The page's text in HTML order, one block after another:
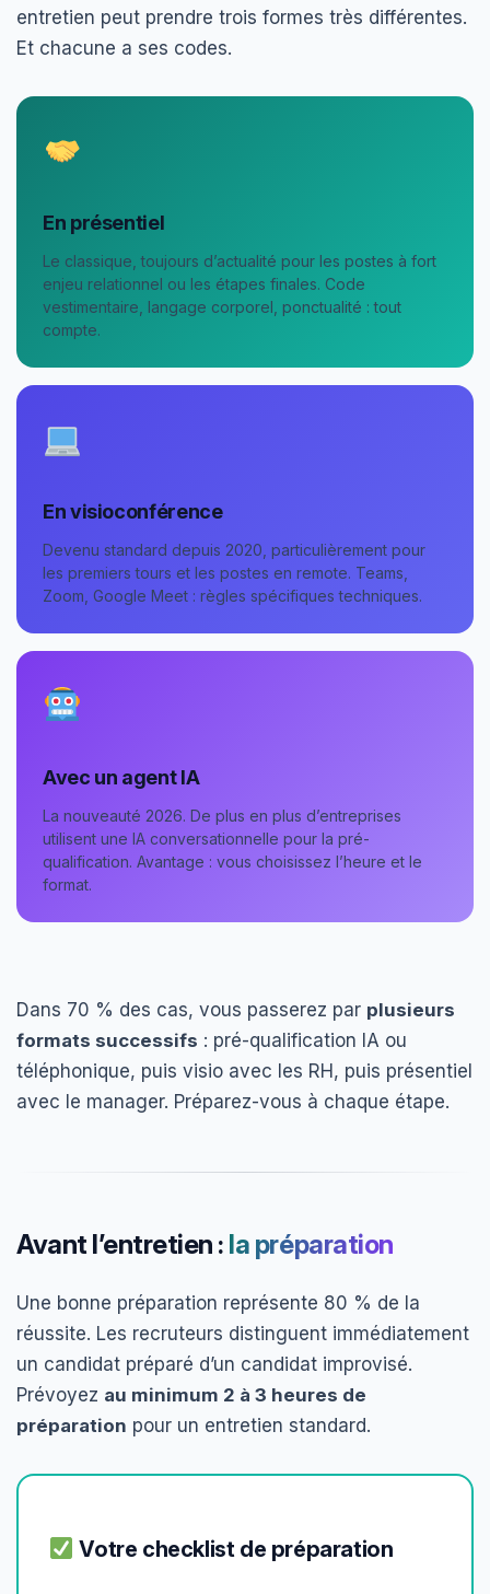
entretien peut prendre trois formes très différentes.
Et chacune a ses codes.
En présentiel
Le classique, toujours d’actualité pour les postes à fort
enjeu relationnel ou les étapes finales. Code
vestimentaire, langage corporel, ponctualité : tout
compte.
En visioconférence
Devenu standard depuis 2020, particulièrement pour
les premiers tours et les postes en remote. Teams,
Zoom, Google Meet : règles spécifiques techniques.
Avec un agent IA
La nouveauté 2026. De plus en plus d’entreprises
utilisent une IA conversationnelle pour la pré-
qualification. Avantage : vous choisissez l’heure et le
format.
Dans 70 % des cas, vous passerez par plusieurs
formats successifs : pré-qualification IA ou
téléphonique, puis visio avec les RH, puis présentiel
avec le manager. Préparez-vous à chaque étape.
Avant l’entretien : la préparation
Une bonne préparation représente 80 % de la
réussite. Les recruteurs distinguent immédiatement
un candidat préparé d’un candidat improvisé.
Prévoyez au minimum 2 à 3 heures de
préparation pour un entretien standard.
Votre checklist de préparation